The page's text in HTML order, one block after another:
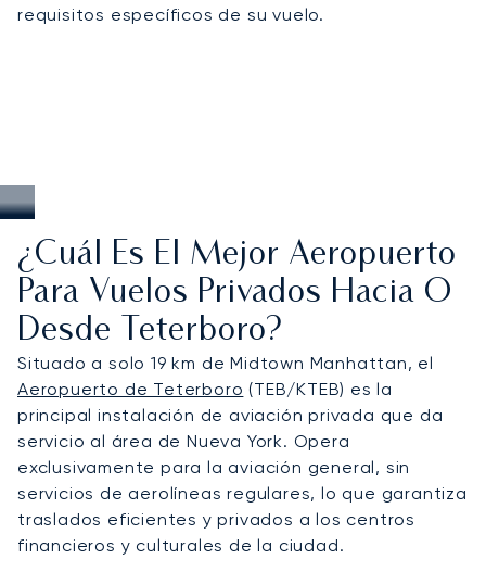
requisitos específicos de su vuelo.
¿Cuál Es El Mejor Aeropuerto
Para Vuelos Privados Hacia O
Desde Teterboro?
Situado a solo 19 km de Midtown Manhattan, el
Aeropuerto de Teterboro (TEB/KTEB) es la
principal instalación de aviación privada que da
servicio al área de Nueva York. Opera
exclusivamente para la aviación general, sin
servicios de aerolíneas regulares, lo que garantiza
traslados eficientes y privados a los centros
financieros y culturales de la ciudad.